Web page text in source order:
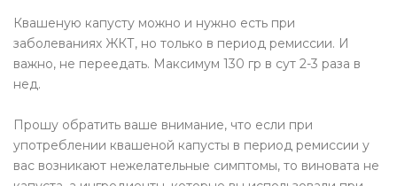
Квашеную капусту можно и нужно есть при
заболеваниях ЖКТ, но только в период ремиссии. И
важно, не переедать. Максимум 130 гр в сут 2-3 раза в
нед.
Прошу обратить ваше внимание, что если при
употреблении квашеной капусты в период ремиссии у
вас возникают нежелательные симптомы, то виновата не